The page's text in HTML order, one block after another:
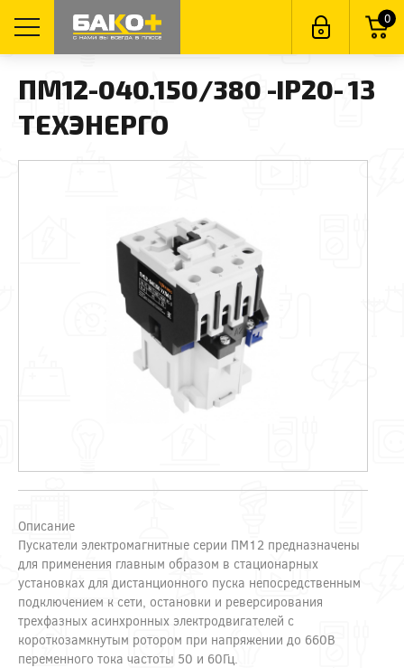
0
ПМ12-040.150/380 -IP20- 1З
ТЕХЭНЕРГО
Описание
Пускатели электромагнитные серии ПМ12 предназначены
для применения главным образом в стационарных
установках для дистанционного пуска непосредственным
подключением к сети, остановки и реверсирования
трехфазных асинхронных электродвигателей с
короткозамкнутым ротором при напряжении до 660В
переменного тока частоты 50 и 60Гц.